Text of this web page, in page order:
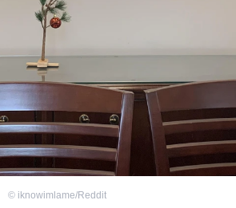
© iknowimlame/Reddit